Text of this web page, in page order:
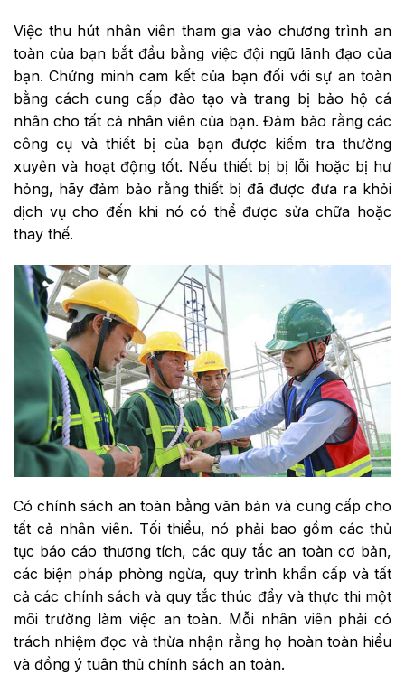
Việc thu hút nhân viên tham gia vào chương trình an
toàn của bạn bắt đầu bằng việc đội ngũ lãnh đạo của
bạn. Chứng minh cam kết của bạn đối với sự an toàn
bằng cách cung cấp đào tạo và trang bị bảo hộ cá
nhân cho tất cả nhân viên của bạn. Đảm bảo rằng các
công cụ và thiết bị của bạn được kiểm tra thường
xuyên và hoạt động tốt. Nếu thiết bị bị lỗi hoặc bị hư
hỏng, hãy đảm bảo rằng thiết bị đã được đưa ra khỏi
dịch vụ cho đến khi nó có thể được sửa chữa hoặc
thay thế.
Có chính sách an toàn bằng văn bản và cung cấp cho
tất cả nhân viên. Tối thiểu, nó phải bao gồm các thủ
tục báo cáo thương tích, các quy tắc an toàn cơ bản,
các biện pháp phòng ngừa, quy trình khẩn cấp và tất
cả các chính sách và quy tắc thúc đẩy và thực thi một
môi trường làm việc an toàn. Mỗi nhân viên phải có
trách nhiệm đọc và thừa nhận rằng họ hoàn toàn hiểu
và đồng ý tuân thủ chính sách an toàn.